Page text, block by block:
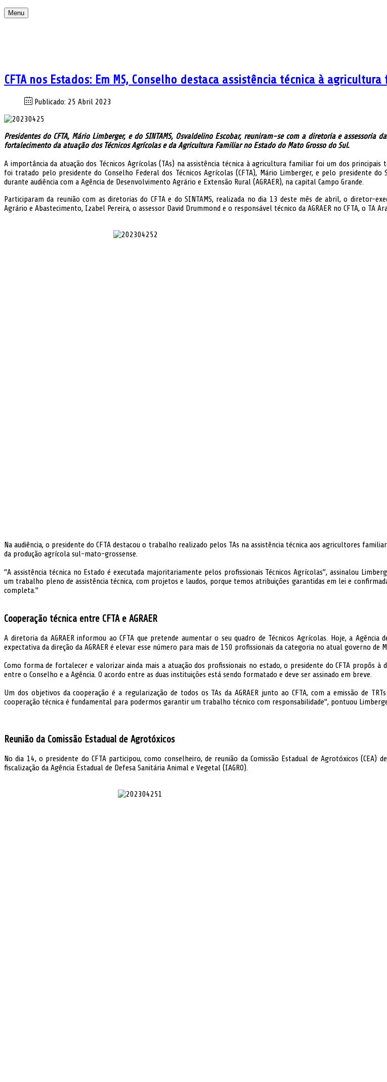
Menu
CFTA nos Estados: Em MS, Conselho destaca assistência técnica à
Publicado: 25 Abril 2023
Presidentes do CFTA, Mário Limberger, e do SINTAMS, Osvaldelino Escobar, reuniram-se com a diretoria e
fortalecimento da atuação dos Técnicos Agrícolas e da Agricultura Familiar no Estado do Mato Grosso do Sul.
A importância da atuação dos Técnicos Agrícolas (TAs) na assistência técnica à agricultura familiar foi um dos principais
foi tratado pelo presidente do Conselho Federal dos Técnicos Agrícolas (CFTA), Mário Limberger, e pelo presidente do
durante audiência com a Agência de Desenvolvimento Agrário e Extensão Rural (AGRAER), na capital Campo Grande.
Participaram da reunião com as diretorias do CFTA e do SINTAMS, realizada no dia 13 deste mês de abril, o diretor-
Agrário e Abastecimento, Izabel Pereira, o assessor David Drummond e o responsável técnico da AGRAER no CFTA, o TA
Na audiência, o presidente do CFTA destacou o trabalho realizado pelos TAs na assistência técnica aos agricultores
da produção agrícola sul-mato-grossense.
“A assistência técnica no Estado é executada majoritariamente pelos profissionais Técnicos Agrícolas”, assinalou
um trabalho pleno de assistência técnica, com projetos e laudos, porque temos atribuições garantidas em lei e
completa.”
Cooperação técnica entre CFTA e AGRAER
A diretoria da AGRAER informou ao CFTA que pretende aumentar o seu quadro de Técnicos Agrícolas. Hoje, a
expectativa da direção da AGRAER é elevar esse número para mais de 150 profissionais da categoria no atual governo de
Como forma de fortalecer e valorizar ainda mais a atuação dos profissionais no estado, o presidente do CFTA propôs à
entre o Conselho e a Agência. O acordo entre as duas instituições está sendo formatado e deve ser assinado em breve.
Um dos objetivos da cooperação é a regularização de todos os TAs da AGRAER junto ao CFTA, com a emissão de
cooperação técnica é fundamental para podermos garantir um trabalho técnico com responsabilidade”, pontuou
Reunião da Comissão Estadual de Agrotóxicos
No dia 14, o presidente do CFTA participou, como conselheiro, de reunião da Comissão Estadual de Agrotóxicos (CEA)
fiscalização da Agência Estadual de Defesa Sanitária Animal e Vegetal (IAGRO).